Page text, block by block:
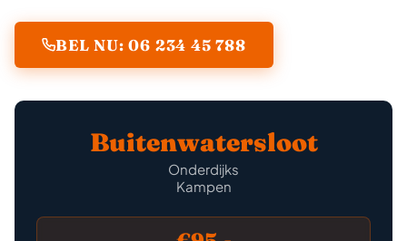
BEL NU: 06 234 45 788
Buitenwatersloot
Onderdijks
Kampen